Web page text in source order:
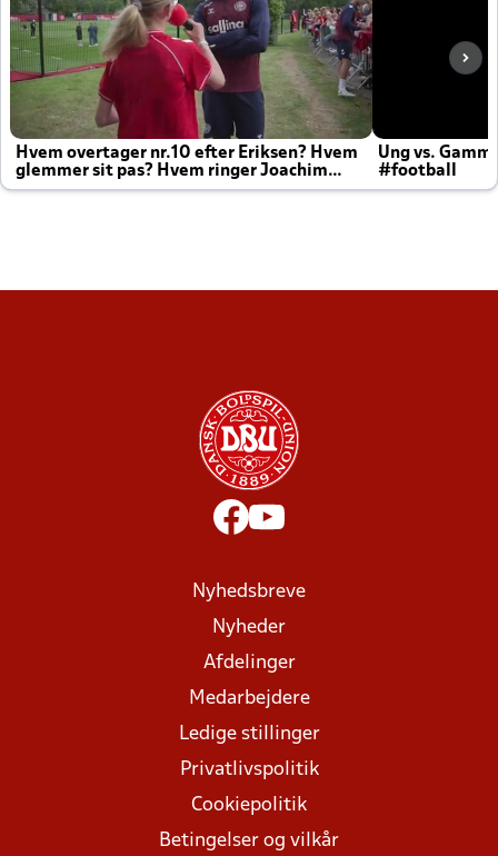
Hvem overtager nr.10 efter Eriksen? Hvem
glemmer sit pas? Hvem ringer Joachim
altid til efter kampe?
Ung vs.
#football
Nyhedsbreve
Nyheder
Afdelinger
Medarbejdere
Ledige stillinger
Privatlivspolitik
Cookiepolitik
Betingelser og vilkår